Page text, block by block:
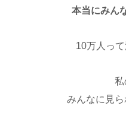
本当にみん
10万人っ
私
みんなに見